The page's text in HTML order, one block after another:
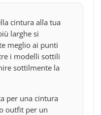
cintura alla tua
larghe si
meglio ai punti
i modelli sottili
sottilmente la
per una cintura
outfit per un